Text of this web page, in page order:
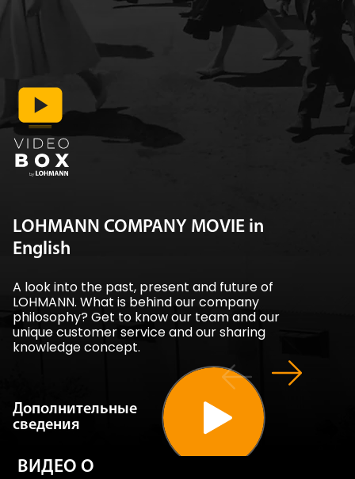
LOHMANN COMPANY MOVIE in
English
A look into the past, present and future of
LOHMANN. What is behind our company
philosophy? Get to know our team and our
unique customer service and our sharing
knowledge concept.
Дополнительные
сведения
ВИДЕО О